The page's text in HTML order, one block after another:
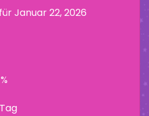
Januar 22, 2026